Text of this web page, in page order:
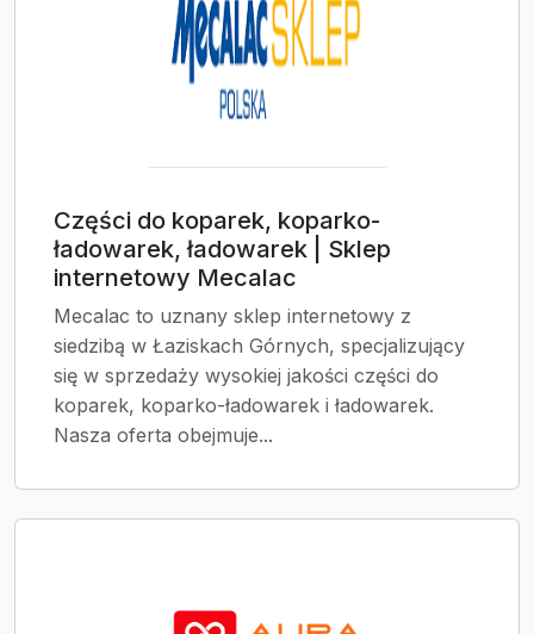
Części do koparek, koparko-
ładowarek, ładowarek | Sklep
internetowy Mecalac
Mecalac to uznany sklep internetowy z
siedzibą w Łaziskach Górnych, specjalizujący
się w sprzedaży wysokiej jakości części do
koparek, koparko-ładowarek i ładowarek.
Nasza oferta obejmuje...